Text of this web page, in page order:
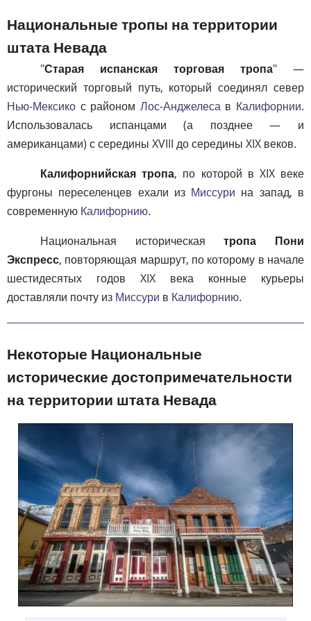
Национальные тропы на территории
штата Невада
"Старая испанская торговая тропа" —
исторический торговый путь, который соединял север
Нью-Мексико с районом Лос-Анджелесав Калифорнии.
Использовалась испанцами (а позднее — и
американцами) с середины XVIII до середины XIX веков.
Калифорнийская тропа, по которой в XIX веке
фургоны переселенцев ехали из Миссури на запад, в
современную Калифорнию.
Национальная историческаятропа Пони
Экспресс, повторяющая маршрут, по которому в начале
шестидесятых годов XIX века конные курьеры
доставляли почту из Миссури в Калифорнию.
Некоторые Национальные
исторические достопримечательности
на территории штата Невада